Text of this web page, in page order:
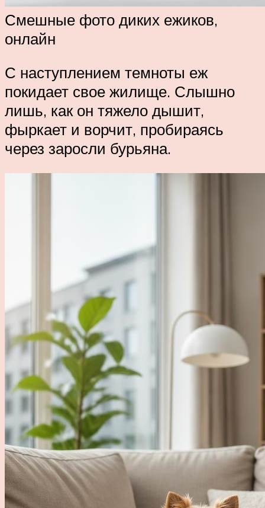
Смешные фото диких ежиков,
онлайн
С наступлением темноты еж
покидает свое жилище. Слышно
лишь, как он тяжело дышит,
фыркает и ворчит, пробираясь
через заросли бурьяна.